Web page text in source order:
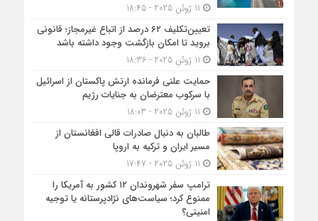
تعیین‌تکلیف ۶۲ درصد از اتباع غیرمجاز؛ قانونی
بروید تا امکان بازگشت وجود داشته باشد
حمایت علنی فرمانده ارتش پاکستان از اسرائیل
با سرکوب معترضان به جنایات رژیم
طالبان به دنبال صادرات قالی افغانستان از
مسیر ایران و ترکیه به اروپا
ترامپ سفر شهروندان ۱۲ کشور به آمریکا را
ممنوع کرد؛ سیاست‌های نژادپرستانه یا توجیه
امنیتی؟